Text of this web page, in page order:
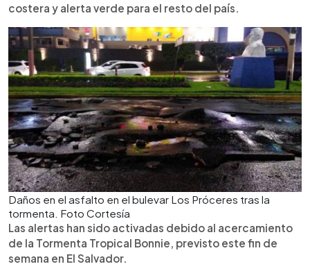
costera y alerta verde para el resto del país.
Daños en el asfalto en el bulevar Los Próceres tras la
tormenta. Foto Cortesía
Las alertas han sido activadas debido al acercamiento
de la Tormenta Tropical Bonnie, previsto este fin de
semana en El Salvador.